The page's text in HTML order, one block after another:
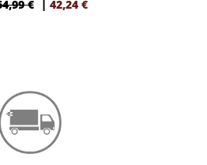
€ | 42,24 €